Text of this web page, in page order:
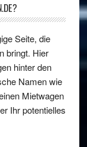
Seite, die
bringt. Hier
hinter den
Namen wie
Mietwagen
Ihr potentielles